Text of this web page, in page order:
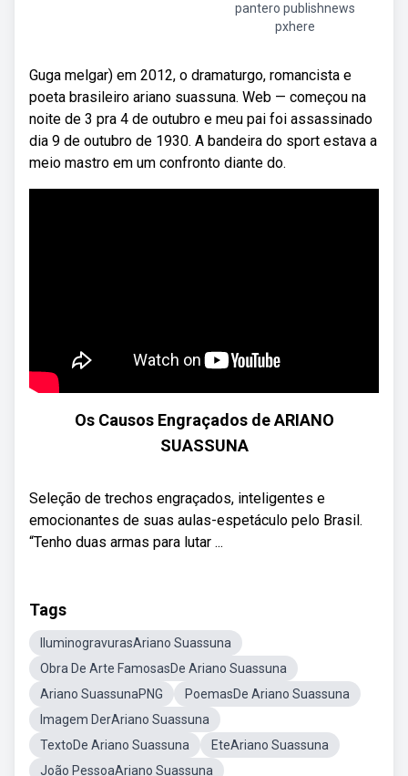
pantero publishnews
pxhere
Guga melgar) em 2012, o dramaturgo, romancista e
poeta brasileiro ariano suassuna. Web — começou na
noite de 3 pra 4 de outubro e meu pai foi assassinado
dia 9 de outubro de 1930. A bandeira do sport estava a
meio mastro em um confronto diante do.
Os Causos Engraçados de ARIANO
SUASSUNA
Seleção de trechos engraçados, inteligentes e
emocionantes de suas aulas-espetáculo pelo Brasil.
“Tenho duas armas para lutar ...
Tags
IluminogravurasAriano Suassuna
Obra De Arte FamosasDe Ariano Suassuna
Ariano SuassunaPNG
PoemasDe Ariano Suassuna
Imagem DerAriano Suassuna
TextoDe Ariano Suassuna
EteAriano Suassuna
João PessoaAriano Suassuna